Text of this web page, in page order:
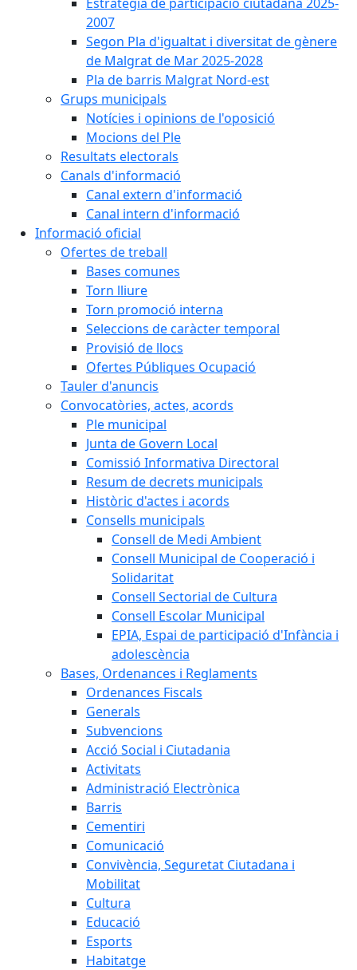
2007
Segon Pla d'igualtat i diversitat de gènere
de Malgrat de Mar 2025-2028
Pla de barris Malgrat Nord-est
Grups municipals
Notícies i opinions de l'oposició
Mocions del Ple
Resultats electorals
Canals d'informació
Canal extern d'informació
Canal intern d'informació
Informació oficial
Ofertes de treball
Bases comunes
Torn lliure
Torn promoció interna
Seleccions de caràcter temporal
Provisió de llocs
Ofertes Públiques Ocupació
Tauler d'anuncis
Convocatòries, actes, acords
Ple municipal
Junta de Govern Local
Comissió Informativa Directoral
Resum de decrets municipals
Històric d'actes i acords
Consells municipals
Consell de Medi Ambient
Consell Municipal de Cooperació i
Solidaritat
Consell Sectorial de Cultura
Consell Escolar Municipal
EPIA, Espai de participació d'Infància i
adolescència
Bases, Ordenances i Reglaments
Ordenances Fiscals
Generals
Subvencions
Acció Social i Ciutadania
Activitats
Administració Electrònica
Barris
Cementiri
Comunicació
Convivència, Seguretat Ciutadana i
Mobilitat
Cultura
Educació
Esports
Habitatge